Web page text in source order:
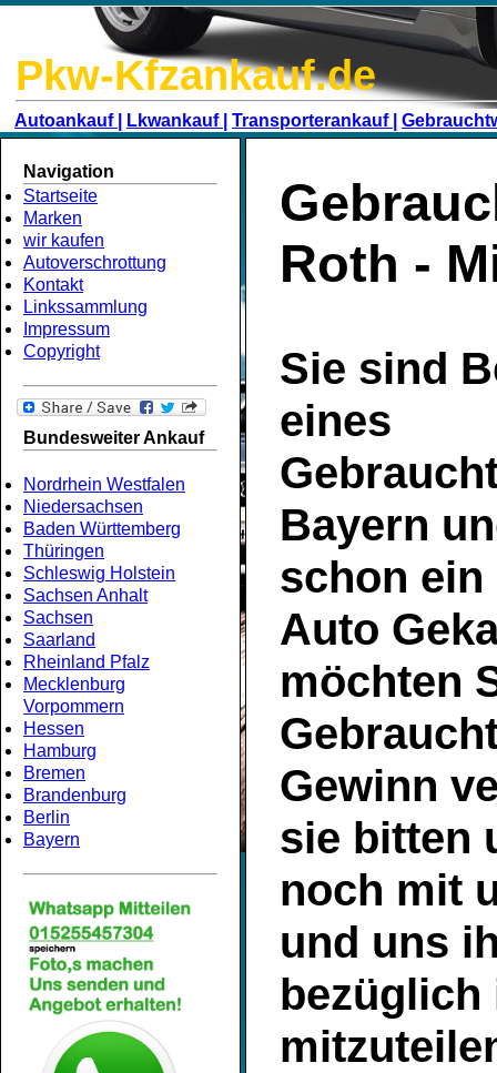
Pkw-Kfzankauf.de
Autoankauf | Lkwankauf | Transporterankauf |
Navigation
Startseite
Marken
wir kaufen
Autoverschrottung
Kontakt
Linkssammlung
Impressum
Copyright
Bundesweiter Ankauf
Nordrhein Westfalen
Niedersachsen
Baden Württemberg
Thüringen
Schleswig Holstein
Sachsen Anhalt
Sachsen
Saarland
Rheinland Pfalz
Mecklenburg
Vorpommern
Hessen
Hamburg
Bremen
Brandenburg
Berlin
Bayern
Roth -
Sie sind
eines
Bayern
schon ein
Auto
möchten
Gewinn
sie bitten
noch mit
und uns